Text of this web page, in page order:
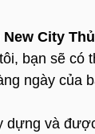
City
bạn sẽ
ngày của
và